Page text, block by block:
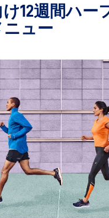
12週間ハー
ニュー